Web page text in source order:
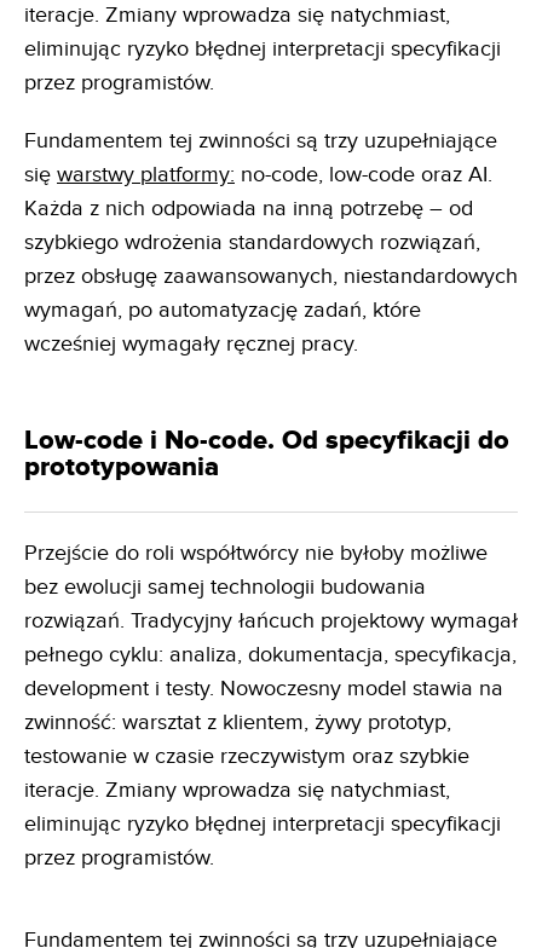
iteracje. Zmiany wprowadza się natychmiast,
eliminując ryzyko błędnej interpretacji specyfikacji
przez programistów.
Fundamentem tej zwinności są trzy uzupełniające
się warstwy platformy: no-code, low-code oraz AI.
Każda z nich odpowiada na inną potrzebę – od
szybkiego wdrożenia standardowych rozwiązań,
przez obsługę zaawansowanych, niestandardowych
wymagań, po automatyzację zadań, które
wcześniej wymagały ręcznej pracy.
Low-code i No-code. Od specyfikacji do
prototypowania
Przejście do roli współtwórcy nie byłoby możliwe
bez ewolucji samej technologii budowania
rozwiązań. Tradycyjny łańcuch projektowy wymagał
pełnego cyklu: analiza, dokumentacja, specyfikacja,
development i testy. Nowoczesny model stawia na
zwinność: warsztat z klientem, żywy prototyp,
testowanie w czasie rzeczywistym oraz szybkie
iteracje. Zmiany wprowadza się natychmiast,
eliminując ryzyko błędnej interpretacji specyfikacji
przez programistów.
Fundamentem tej zwinności są trzy uzupełniające